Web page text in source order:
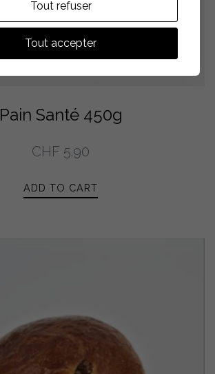
Pain Santé 450g
CHF 5.90
ADD TO CART
Tout refuser
Tout accepter